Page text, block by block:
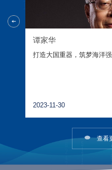
大国重器，筑梦海洋强国
查看